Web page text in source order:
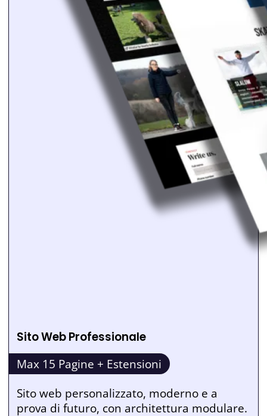
Sito Web Professionale
Max 15 Pagine + Estensioni
Sito web personalizzato, moderno e a
prova di futuro, con architettura modulare.